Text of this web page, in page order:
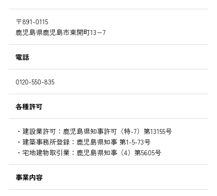
〒891-0115
鹿児島県鹿児島市東開町13−7
電話
0120-550-835
各種許可
・建設業許可：鹿児島県知事許可（特-7）第13155号
・建築事務所登録：鹿児島県知事 第1-5-73号
・宅地建物取引業：鹿児島県知事（4）第5605号
事業内容